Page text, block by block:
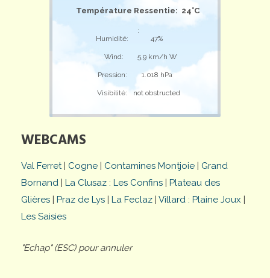
Température Ressentie: 24°C
;
Humidité:
47%
Wind: 5,9 km/h W
Pression: 1.018 hPa
Visibilité: not obstructed
WEBCAMS
Val Ferret| Cogne | Contamines Montjoie | Grand
Bornand | La Clusaz : Les Confins | Plateau des
Glières | Praz de Lys | La Feclaz | Villard : Plaine Joux |
Les Saisies
"Echap" (ESC) pour annuler